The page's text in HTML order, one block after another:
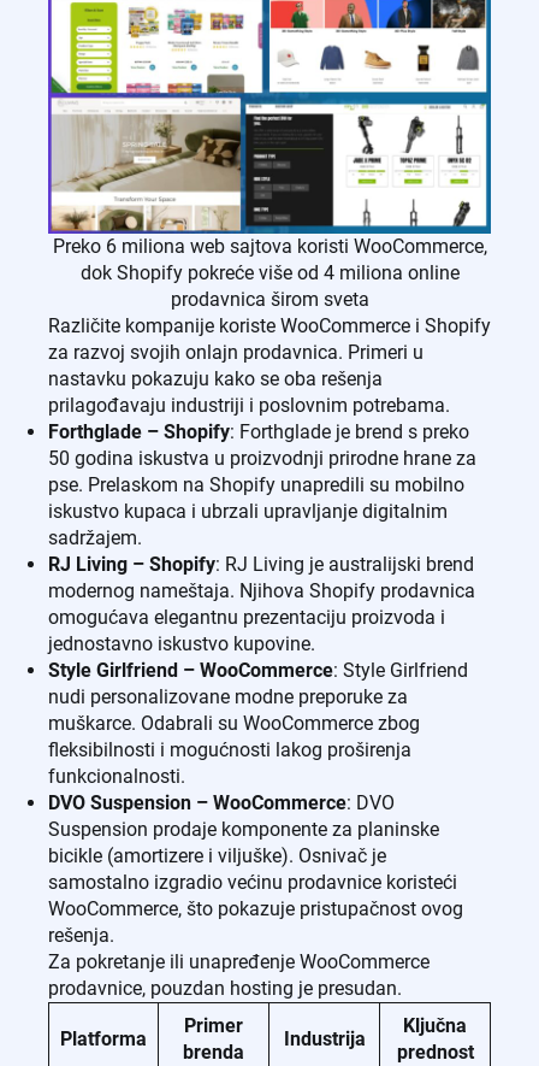
Preko 6 miliona web sajtova koristi WooCommerce,
dok Shopify pokreće više od 4 miliona online
prodavnica širom sveta
Različite kompanije koriste WooCommerce i Shopify
za razvoj svojih onlajn prodavnica. Primeri u
nastavku pokazuju kako se oba rešenja
prilagođavaju industriji i poslovnim potrebama.
Forthglade – Shopify: Forthglade je brend s preko
50 godina iskustva u proizvodnji prirodne hrane za
pse. Prelaskom na Shopify unapredili su mobilno
iskustvo kupaca i ubrzali upravljanje digitalnim
sadržajem.
RJ Living – Shopify: RJ Living je australijski brend
modernog nameštaja. Njihova Shopify prodavnica
omogućava elegantnu prezentaciju proizvoda i
jednostavno iskustvo kupovine.
Style Girlfriend – WooCommerce: Style Girlfriend
nudi personalizovane modne preporuke za
muškarce. Odabrali su WooCommerce zbog
fleksibilnosti i mogućnosti lakog proširenja
funkcionalnosti.
DVO Suspension – WooCommerce: DVO
Suspension prodaje komponente za planinske
bicikle (amortizere i viljuške). Osnivač je
samostalno izgradio većinu prodavnice koristeći
WooCommerce, što pokazuje pristupačnost ovog
rešenja.
Za pokretanje ili unapređenje WooCommerce
prodavnice, pouzdan hosting je presudan.
Platforma
Primer
brenda
Industrija
Ključna
prednost